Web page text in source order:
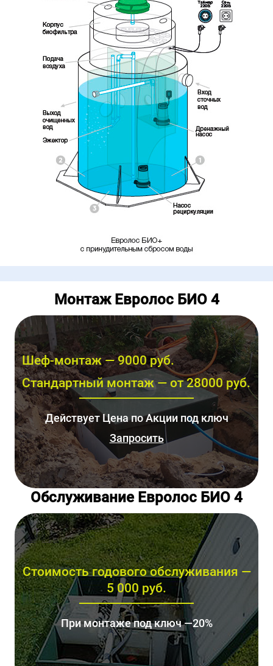
Монтаж Евролос БИО 4
Шеф-монтаж — 9000 руб.
Стандартный монтаж — от 28000 руб.
Действует Цена по Акции под ключ
Запросить
Обслуживание Евролос БИО 4
Стоимость годового обслуживания —
5 000 руб.
При монтаже под ключ —20%